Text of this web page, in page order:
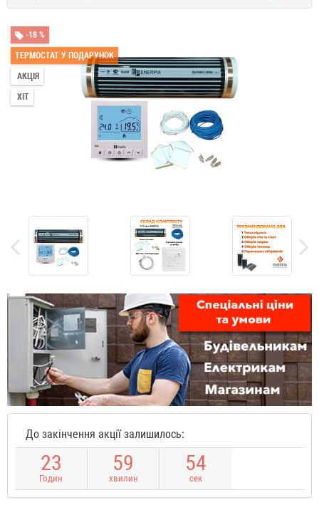
-18 %
ТЕРМОСТАТ У ПОДАРУНОК
АКЦІЯ
ХІТ
До закінчення акції залишилось:
23
Годин
59
хвилин
53
сек